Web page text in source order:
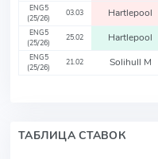
ENG5
(25/26)
03.03 Hartlepool
ENG5
(25/26)
25.02 Hartlepool
ENG5
(25/26)
21.02 Solihull M
ТАБЛИЦА СТАВОК